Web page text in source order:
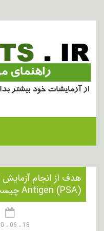
Antigen (PSA) چیست؟
18 ، 06 ، 1400